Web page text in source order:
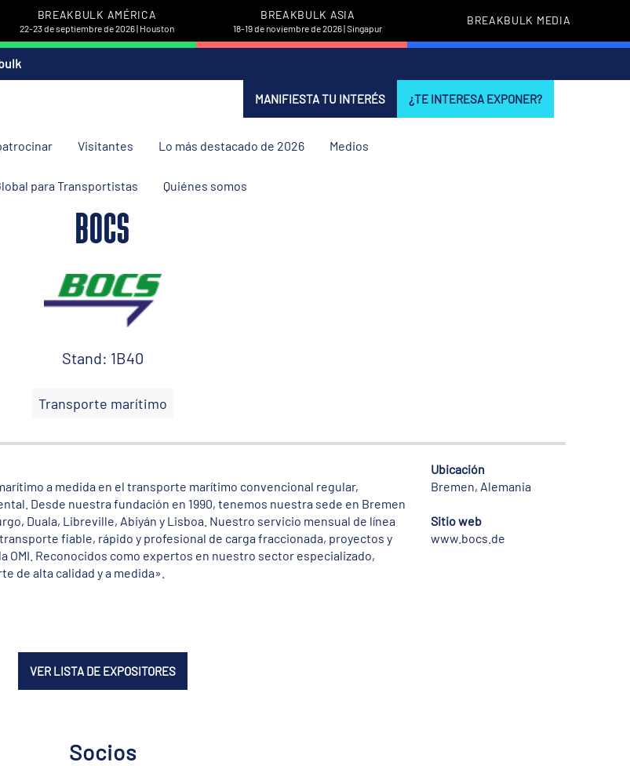
BREAKBULK AMÉRICA
22-23 de septiembre de 2026 | Houston
BREAKBULK ASIA
18-19 de noviembre de 2026 | Singapur
BREAKBULK MEDIA
MANIFIESTA TU INTERÉS ¿TE INTERESA EXPONER?
Visitantes Lo más destacado de 2026 Medios
para Transportistas Quiénes somos
BOCS
Stand: 1B40
Transporte marítimo
a medida en el transporte marítimo convencional regular,
Desde nuestra fundación en 1990, tenemos nuestra sede en Bremen
Duala, Libreville, Abiyán y Lisboa. Nuestro servicio mensual de línea
fiable, rápido y profesional de carga fraccionada, proyectos y
Reconocidos como expertos en nuestro sector especializado,
de alta calidad y a medida».
Ubicación
Bremen, Alemania
Sitio web
www.bocs.de
VER LISTA DE EXPOSITORES
Socios